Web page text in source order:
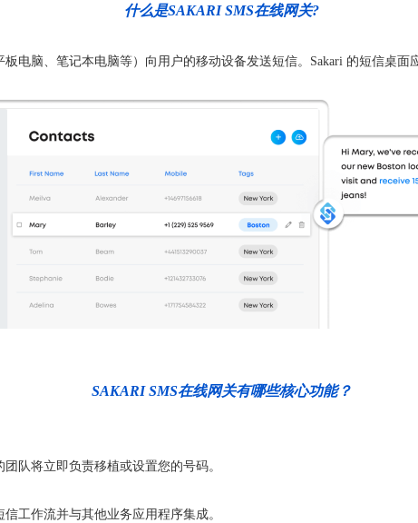
什么是SAKARI SMS在线网关?
电脑、笔记本电脑等）向用户的移动设备发送短信。Sakari 的短信桌面
SAKARI SMS在线网关有哪些核心功能？
队将立即负责移植或设置您的号码。
工作流并与其他业务应用程序集成。